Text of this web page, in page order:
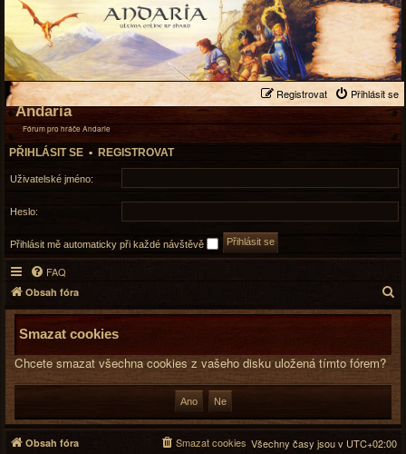
Přihlásit se
Registrovat
Andaria
Fórum pro hráče Andarie
PŘIHLÁSIT SE • REGISTROVAT
Uživatelské jméno:
Heslo:
Přihlásit mě automaticky při každé návštěvě
FAQ
Obsah fóra
l
Smazat cookies
Chcete smazat všechna cookies z vašeho disku uložená tímto fórem?
Obsah fóra Všechny časy jsou v UTC+02:00
Smazat cookies